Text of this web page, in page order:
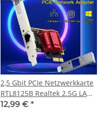
2,5 Gbit PCIe Netzwerkkarte
RTL8125B Realtek 2.5G LAN
Ethernet Interface 2.5Gbps
12,99 € *